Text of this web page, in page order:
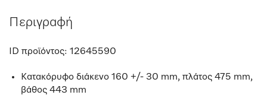
Περιγραφή
ID προϊόντος: 12645590
Κατακόρυφο διάκενο 160 +/- 30 mm, πλάτος 475 mm,
βάθος 443 mm